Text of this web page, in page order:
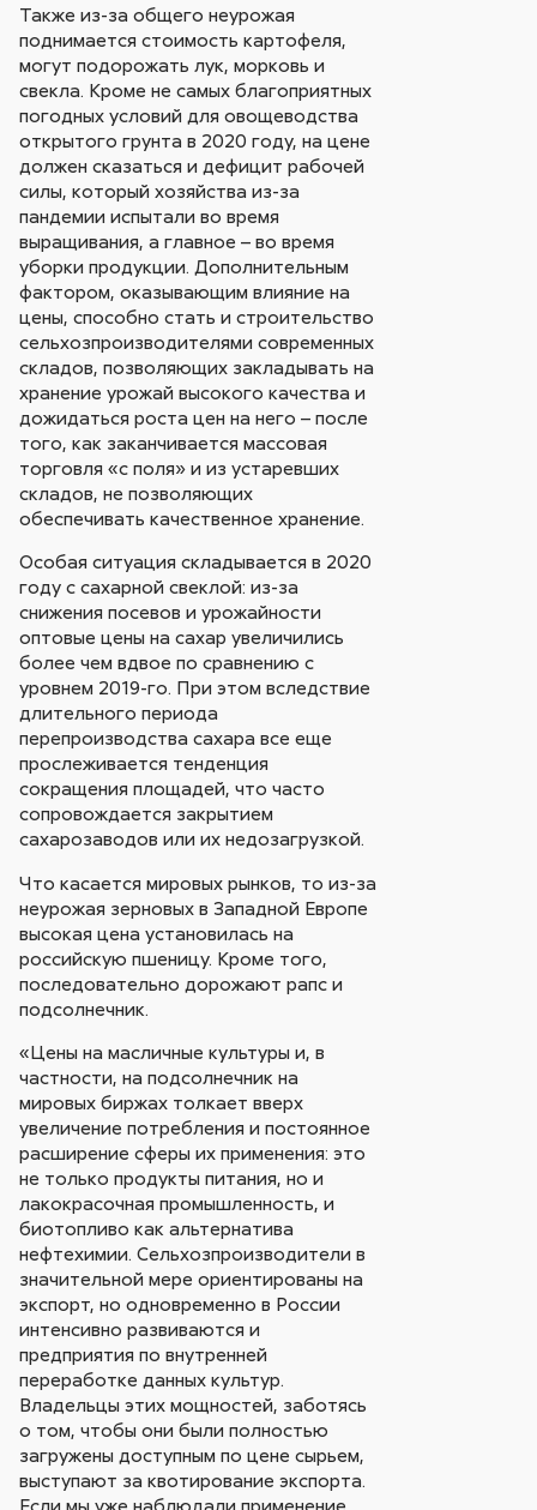
Также из-за общего неурожая
поднимается стоимость картофеля,
могут подорожать лук, морковь и
свекла. Кроме не самых благоприятных
погодных условий для овощеводства
открытого грунта в 2020 году, на цене
должен сказаться и дефицит рабочей
силы, который хозяйства из-за
пандемии испытали во время
выращивания, а главное – во время
уборки продукции. Дополнительным
фактором, оказывающим влияние на
цены, способно стать и строительство
сельхозпроизводителями современных
складов, позволяющих закладывать на
хранение урожай высокого качества и
дожидаться роста цен на него – после
того, как заканчивается массовая
торговля «с поля» и из устаревших
складов, не позволяющих
обеспечивать качественное хранение.
Особая ситуация складывается в 2020
году с сахарной свеклой: из-за
снижения посевов и урожайности
оптовые цены на сахар увеличились
более чем вдвое по сравнению с
уровнем 2019-го. При этом вследствие
длительного периода
перепроизводства сахара все еще
прослеживается тенденция
сокращения площадей, что часто
сопровождается закрытием
сахарозаводов или их недозагрузкой.
Что касается мировых рынков, то из-за
неурожая зерновых в Западной Европе
высокая цена установилась на
российскую пшеницу. Кроме того,
последовательно дорожают рапс и
подсолнечник.
«Цены на масличные культуры и, в
частности, на подсолнечник на
мировых биржах толкает вверх
увеличение потребления и постоянное
расширение сферы их применения: это
не только продукты питания, но и
лакокрасочная промышленность, и
биотопливо как альтернатива
нефтехимии. Сельхозпроизводители в
значительной мере ориентированы на
экспорт, но одновременно в России
интенсивно развиваются и
предприятия по внутренней
переработке данных культур.
Владельцы этих мощностей, заботясь
о том, чтобы они были полностью
загружены доступным по цене сырьем,
выступают за квотирование экспорта.